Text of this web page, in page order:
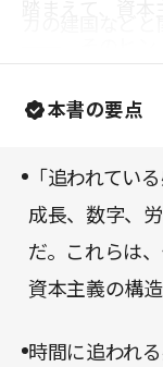
ぴたりとつなが
む手が止まらな
本書の要点
「追われてい
成長、数字、
だ。これらは
資本主義の構
時間に追われ